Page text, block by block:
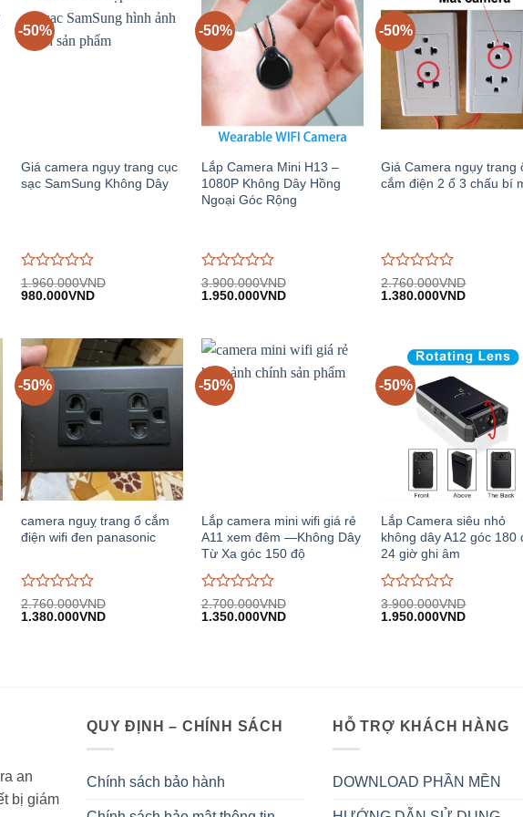
-50%
Giá camera ngụy trang cục
sạc SamSung Không Dây
Được
đánh
trên
5
1.960.000VND
Giá
980.000VNDGiá
-50%
Lắp Camera Mini H13 –
1080P Không Dây Hồng
Ngoại Góc Rộng
Được
đánh
trên
5
3.900.000VND
Giá
1.950.000VNDGiá
-50%
Giá Camera ngụy trang
cắm điện 2 ổ 3 chấu bí
Được
đánh
2.760.000VND
Giá
1.380.000VNDGiá
-50%
camera nguỵ trang ổ cắm
điện wifi đen panasonic
Được
đánh
2.760.000VND
Giá
1.380.000VNDGiá
-50%
Lắp camera mini wifi giá rẻ
A11 xem đêm —Không Dây
Từ Xa góc 150 độ
Được
đánh
2.700.000VND
Giá
1.350.000VNDGiá
-50%
Lắp Camera siêu nhỏ
không dây A12 góc 180
24 giờ ghi âm
Được
đánh
3.900.000VND
Giá
1.950.000VNDGiá
an
bị giám
QUY ĐỊNH – CHÍNH SÁCH
Chính sách bảo hành
HỖ TRỢ KHÁCH HÀNG
DOWNLOAD PHẦN MỀN